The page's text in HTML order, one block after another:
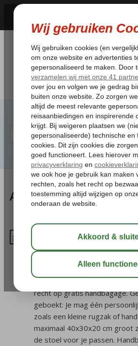
Artikelen
Hoeveel
meenemen bij
Sinds 3 november zijn de
Transavia veranderd. Je hebt
recht op gratis handbagage.
geboekt: Je mag één
zoals een kleine rugzak of
maximaal 40x30x20 cm groot
de stoel voor je passen.